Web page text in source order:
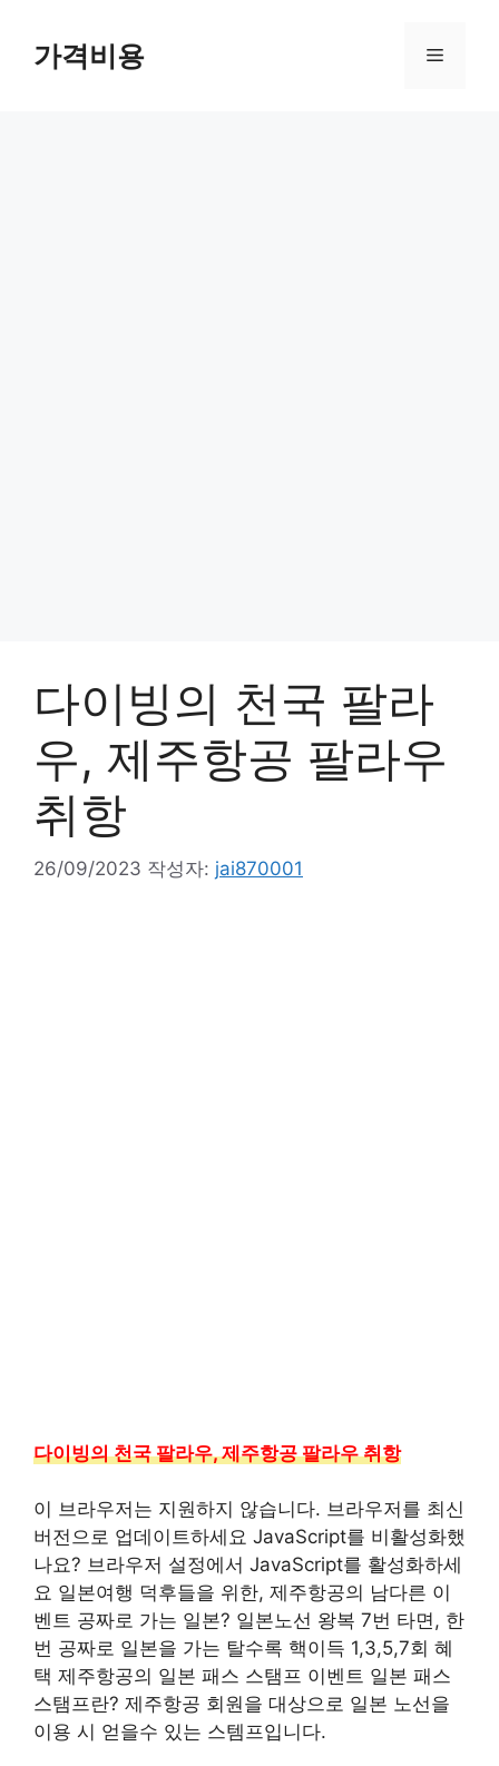
가격비용 메
다이빙의 천국 팔라
우, 제주항공 팔라우
취항
26/09/2023 작성자: jai870001
다이빙의 천국 팔라우, 제주항공 팔라우 취항
이 브라우저는 지원하지 않습니다. 브라우저를 최신
버전으로 업데이트하세요 JavaScript를 비활성화했
나요? 브라우저 설정에서 JavaScript를 활성화하세
요 일본여행 덕후들을 위한, 제주항공의 남다른 이
벤트 공짜로 가는 일본? 일본노선 왕복 7번 타면, 한
번 공짜로 일본을 가는 탈수록 핵이득 1,3,5,7회 혜
택 제주항공의 일본 패스 스탬프 이벤트 일본 패스
스탬프란? 제주항공 회원을 대상으로 일본 노선을
이용 시 얻을수 있는 스템프입니다.